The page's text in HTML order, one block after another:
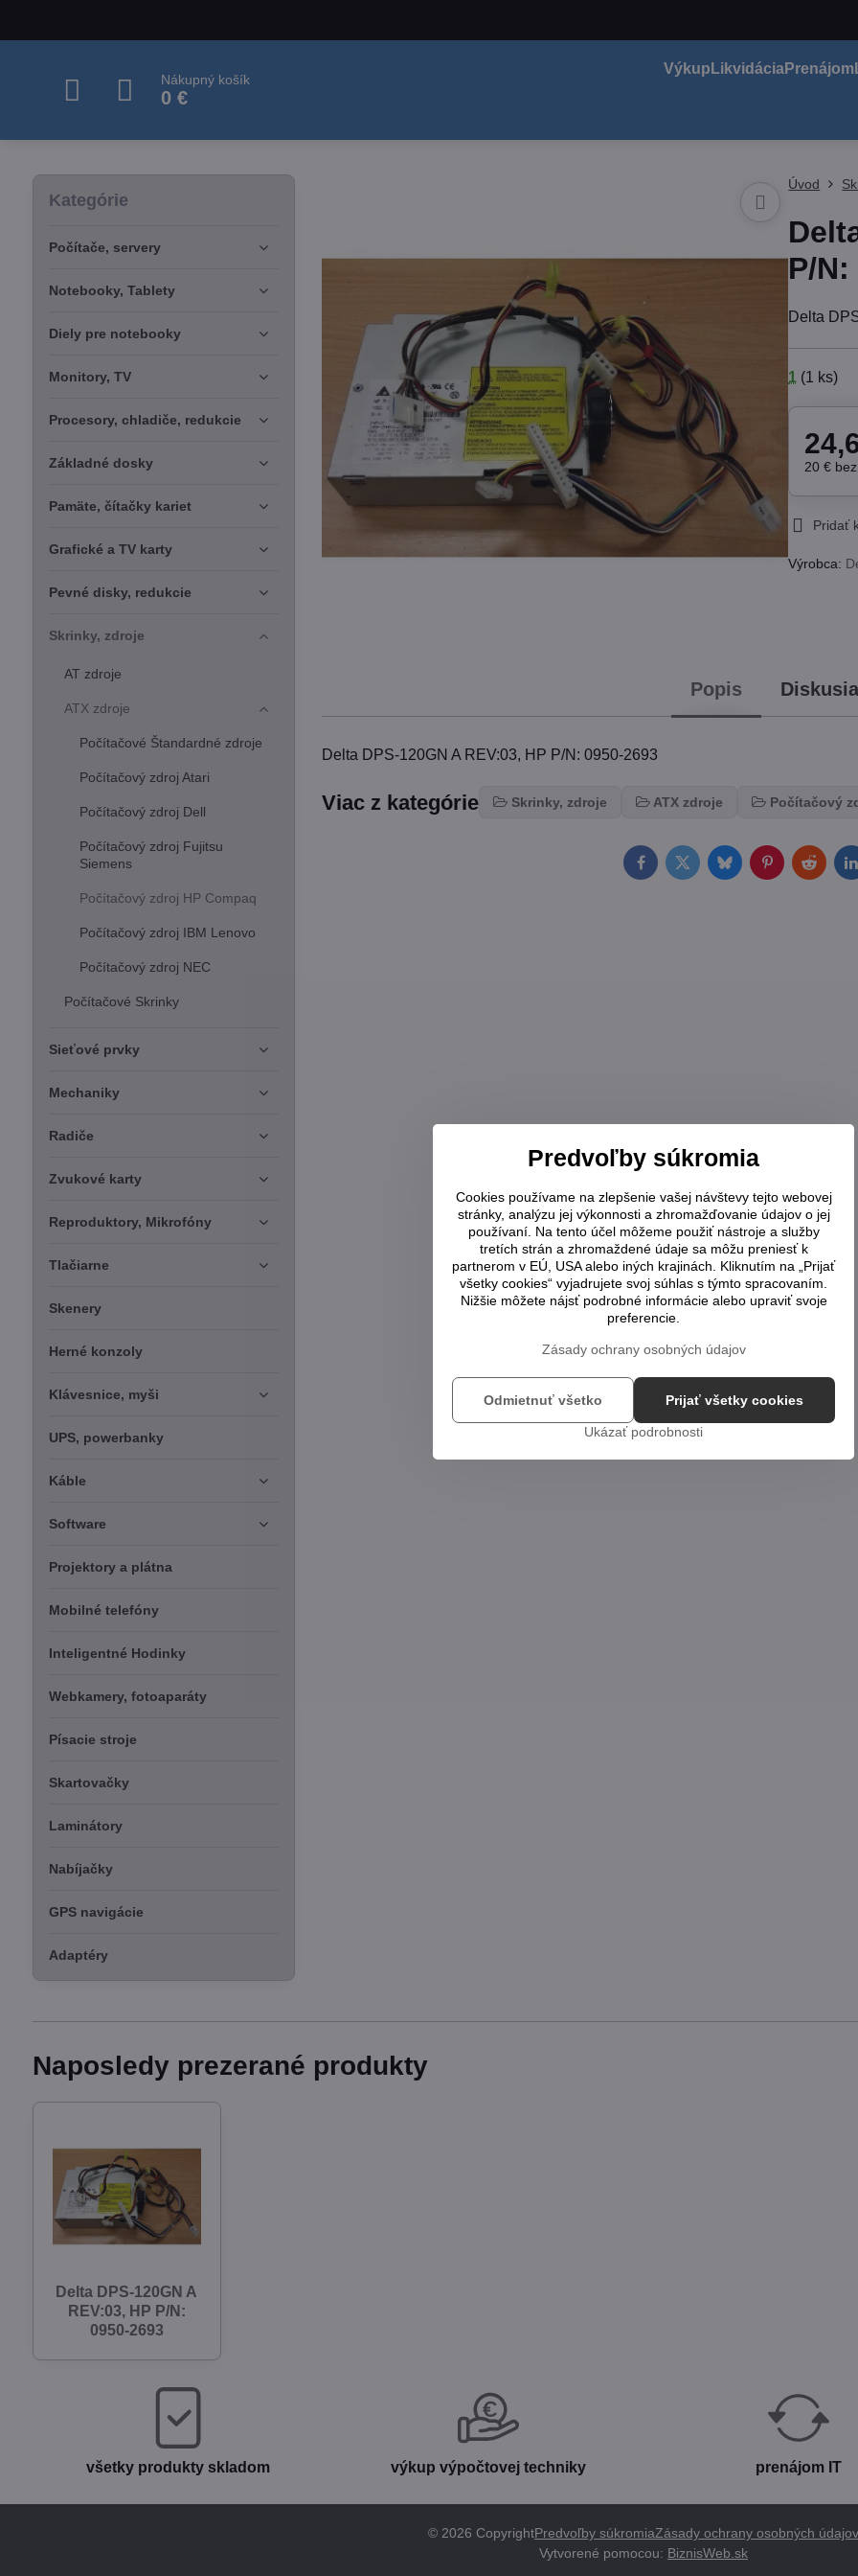
Nákupný košík
0 €
Výkup LikvidáciaPrenájom
Úvod
P/N:
Delta
1 (1 ks)
20 €
Pridať
Výrobca:
Popis Diskusia
Delta DPS-120GN A REV:03, HP P/N: 0950-2693
Viac z kategórie Skrinky, zdroje ATX zdroje Počítačový
FacebookTwitterBlueskyPinterestReddit
Kategórie
Počítače, servery
Notebooky, Tablety
Diely pre notebooky
Monitory, TV
Procesory, chladiče, redukcie
Základné dosky
Pamäte, čítačky kariet
Grafické a TV karty
Pevné disky, redukcie
Skrinky, zdroje
AT zdroje
ATX zdroje
Počítačové Štandardné zdroje
Počítačový zdroj Atari
Počítačový zdroj Dell
Počítačový zdroj Fujitsu
Siemens
Počítačový zdroj HP Compaq
Počítačový zdroj IBM Lenovo
Počítačový zdroj NEC
Počítačové Skrinky
Sieťové prvky
Mechaniky
Radiče
Zvukové karty
Reproduktory, Mikrofóny
Tlačiarne
Skenery
Herné konzoly
Klávesnice, myši
UPS, powerbanky
Káble
Software
Projektory a plátna
Mobilné telefóny
Inteligentné Hodinky
Webkamery, fotoaparáty
Písacie stroje
Skartovačky
Laminátory
Nabíjačky
GPS navigácie
Adaptéry
Naposledy prezerané produkty
Delta DPS-120GN A
REV:03, HP P/N:
0950-2693
všetky produkty skladom výkup výpočtovej techniky prenájom IT
© 2026 CopyrightPredvoľby súkromiaZásady ochrany osobných údajov
Vytvorené pomocou: BiznisWeb.sk
Predvoľby súkromia
Cookies používame na zlepšenie vašej návštevy tejto webovej
stránky, analýzu jej výkonnosti a zhromažďovanie údajov o jej
používaní. Na tento účel môžeme použiť nástroje a služby
tretích strán a zhromaždené údaje sa môžu preniesť k
partnerom v EÚ, USA alebo iných krajinách. Kliknutím na „Prijať
všetky cookies“ vyjadrujete svoj súhlas s týmto spracovaním.
Nižšie môžete nájsť podrobné informácie alebo upraviť svoje
preferencie.
Zásady ochrany osobných údajov
Ukázať podrobnosti
Prijať všetky cookies
Odmietnuť všetko